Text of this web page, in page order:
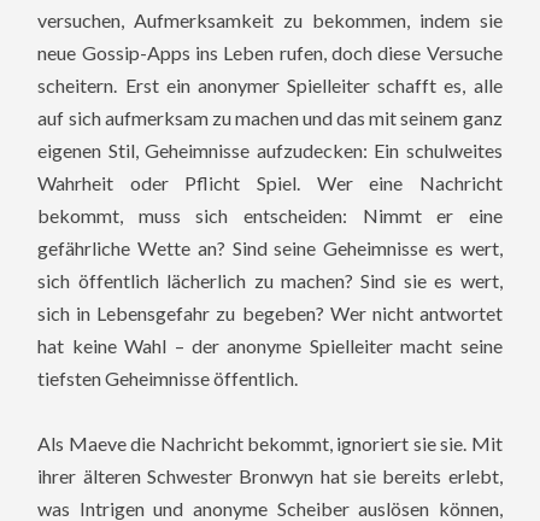
versuchen, Aufmerksamkeit zu bekommen, indem sie
neue Gossip-Apps ins Leben rufen, doch diese Versuche
scheitern. Erst ein anonymer Spielleiter schafft es, alle
auf sich aufmerksam zu machen und das mit seinem ganz
eigenen Stil, Geheimnisse aufzudecken: Ein schulweites
Wahrheit oder Pflicht Spiel. Wer eine Nachricht
bekommt, muss sich entscheiden: Nimmt er eine
gefährliche Wette an? Sind seine Geheimnisse es wert,
sich öffentlich lächerlich zu machen? Sind sie es wert,
sich in Lebensgefahr zu begeben? Wer nicht antwortet
hat keine Wahl – der anonyme Spielleiter macht seine
tiefsten Geheimnisse öffentlich.
Als Maeve die Nachricht bekommt, ignoriert sie sie. Mit
ihrer älteren Schwester Bronwyn hat sie bereits erlebt,
was Intrigen und anonyme Scheiber auslösen können,